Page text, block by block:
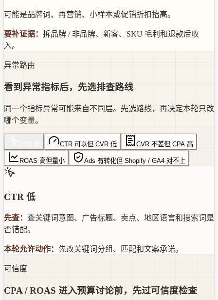
可能是品牌词、再营销、小样本或促销折扣抬高。
要补证据： 拆品牌 / 非品牌、新客、SKU 毛利和退款后收
入。
异常路由
看到异常指标后，先选排查路线
同一个指标异常可能来自不同层。先选路线，再决定本轮只改
哪个变量。
CTR 可以但 CVR 低 CVR 不差但 CPA 高
ROAS 高但量小 Ads 有转化但 Shopify / GA4 对不上
CTR 低
先查： 查关键词意图、广告标题、卖点、地区语言和搜索词是
否错配。
本轮允许动作： 先改关键词分组、匹配和文案承诺。
可信度
CPA / ROAS 进入预算讨论前，先过可信度检查